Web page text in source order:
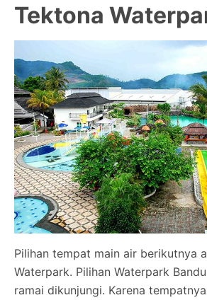
Tektona
Pilihan tempat main air berikutnya
Waterpark. Pilihan Waterpark
ramai dikunjungi. Karena